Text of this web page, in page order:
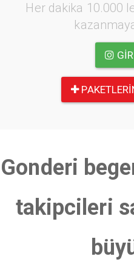
Her dakika 10.000
Gonderi
takipcileri